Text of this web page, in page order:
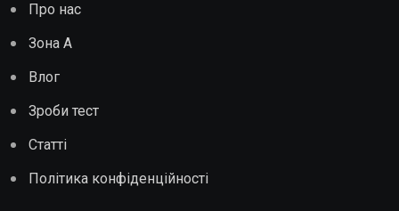
Про нас
Зона А
Влог
Зроби тест
Статті
Політика конфіденційності